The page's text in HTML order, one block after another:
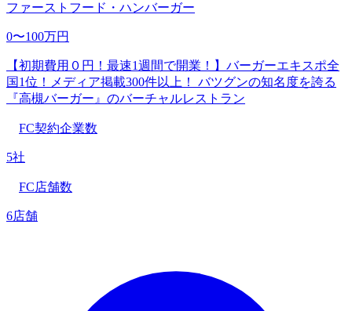
ファーストフード・ハンバーガー
0〜100万円
【初期費用０円！最速1週間で開業！】バーガーエキスポ全
国1位！メディア掲載300件以上！ バツグンの知名度を誇る
『高槻バーガー』のバーチャルレストラン
FC契約企業数
5社
FC店舗数
6店舗